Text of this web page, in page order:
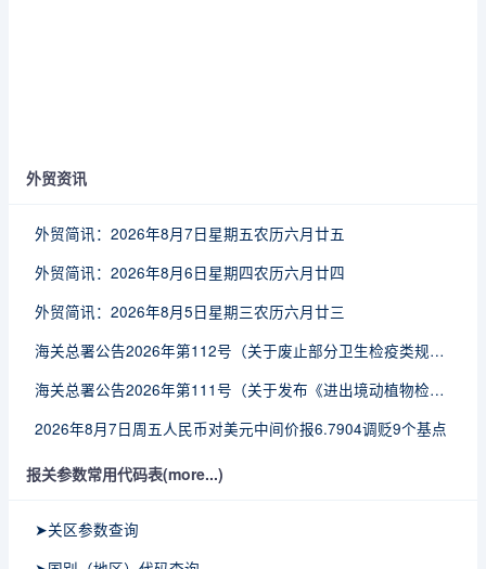
外贸资讯
外贸简讯：2026年8月7日星期五农历六月廿五
外贸简讯：2026年8月6日星期四农历六月廿四
外贸简讯：2026年8月5日星期三农历六月廿三
海关总署公告2026年第112号（关于废止部分卫生检疫类规范性文件的公告）
海关总署公告2026年第111号（关于发布《进出境动植物检疫处理监督管理工作规定》《进出境卫生处理监督管理工作规定》的公告）
2026年8月7日周五人民币对美元中间价报6.7904调贬9个基点
报关参数常用代码表(more...)
➤关区参数查询